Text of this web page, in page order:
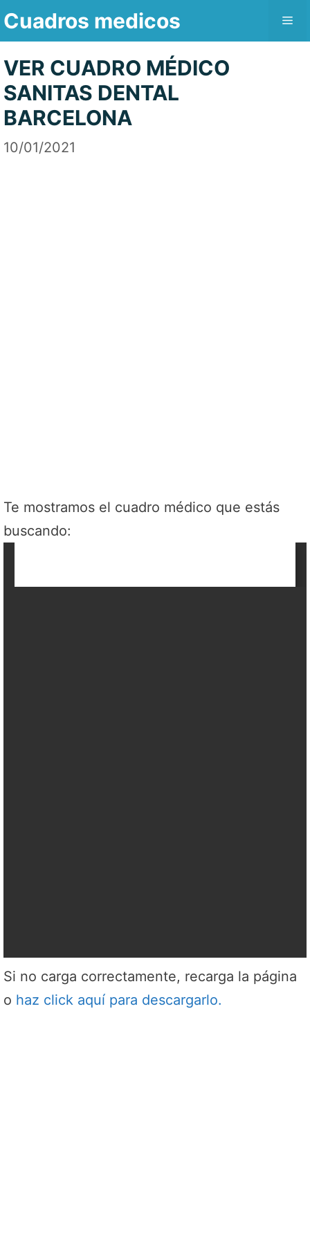
Saltar
contenido
Cuadros medicos
VER CUADRO MÉDICO
SANITAS DENTAL
BARCELONA
10/01/2021
Te mostramos el cuadro médico que estás
buscando:
Si no carga correctamente, recarga la página
o haz click aquí para descargarlo.